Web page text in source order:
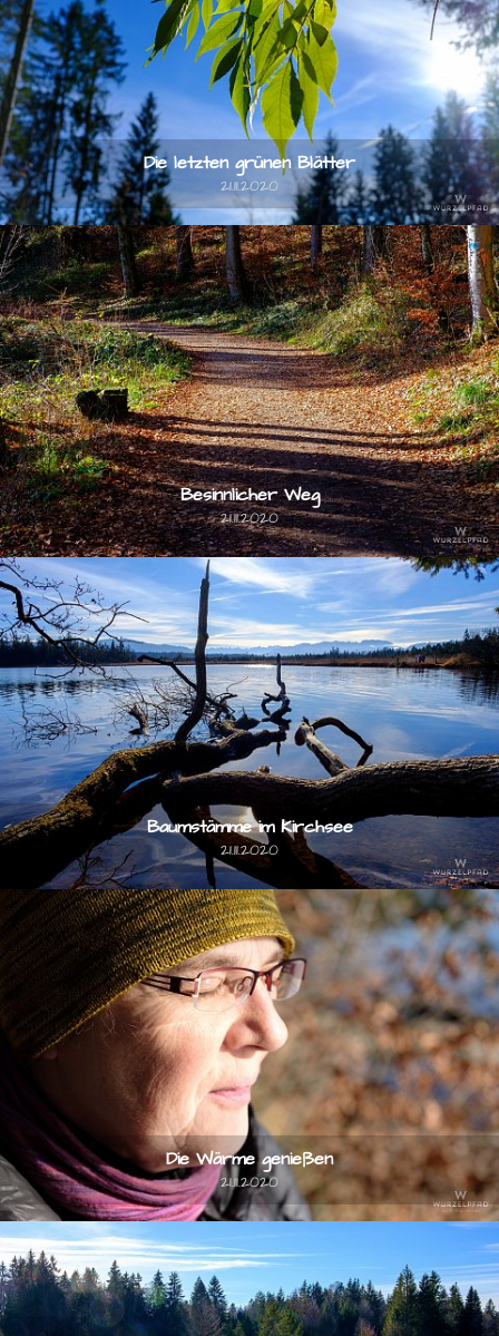
Die letzten grünen Blätter
21.11.2020
Besinnlicher Weg
21.11.2020
Baumstämme im Kirchsee
21.11.2020
Die Wärme genießen
21.11.2020